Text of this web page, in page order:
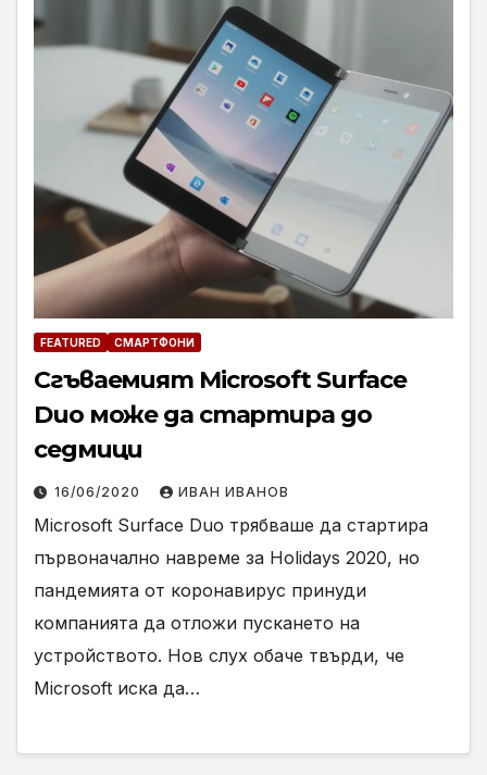
FEATURED СМАРТФОНИ
Сгъваемият Microsoft Surface
Duo може да стартира до
седмици
16/06/2020 ИВАН ИВАНОВ
Microsoft Surface Duo трябваше да стартира
първоначално навреме за Holidays 2020, но
пандемията от коронавирус принуди
компанията да отложи пускането на
устройството. Нов слух обаче твърди, че
Microsoft иска да…